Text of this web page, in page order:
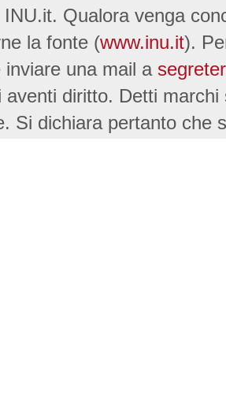
Qualora venga
la fonte (www.inu.it).
inviare una mail a
aventi diritto. Detti
Si dichiara pertanto che